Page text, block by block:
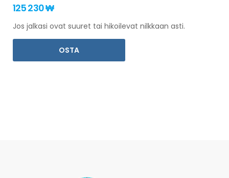
125 230 ₩
Jos jalkasi ovat suuret tai hikoilevat nilkkaan asti.
OSTA